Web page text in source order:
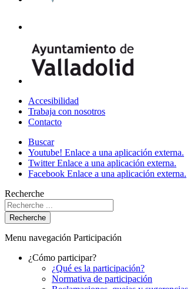
Accesibilidad
Trabaja con nosotros
Contacto
Buscar
Youtube! Enlace a una aplicación externa.
TwitterEnlace a una aplicación externa.
Facebook Enlace a una aplicación externa.
Recherche
Recherche
Menu navegación Participación
¿Cómo participar?
¿Qué es la participación?
Normativa de participación